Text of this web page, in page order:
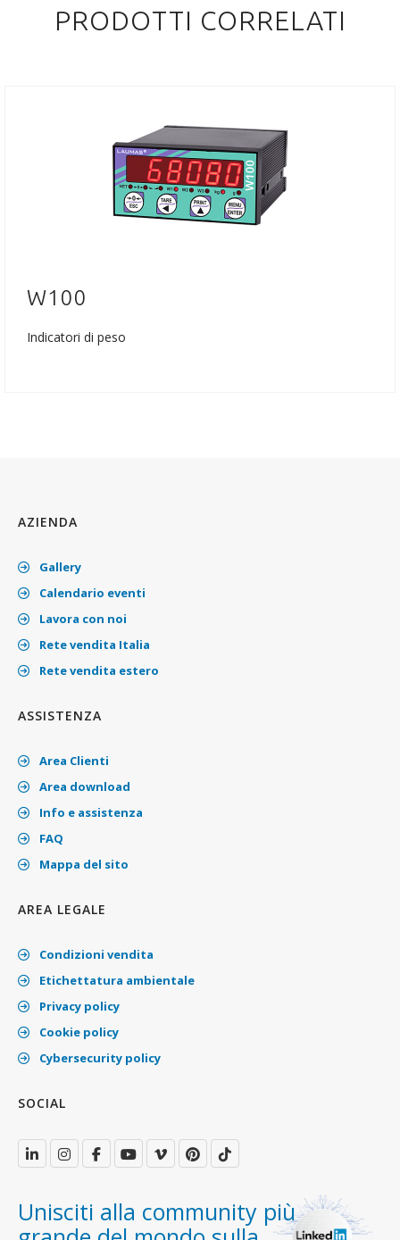
PRODOTTI CORRELATI
W100
Indicatori di peso
AZIENDA
Gallery
Calendario eventi
Lavora con noi
Rete vendita Italia
Rete vendita estero
ASSISTENZA
Area Clienti
Area download
Info e assistenza
FAQ
Mappa del sito
AREA LEGALE
Condizioni vendita
Etichettatura ambientale
Privacy policy
Cookie policy
Cybersecurity policy
SOCIAL
Unisciti alla community più